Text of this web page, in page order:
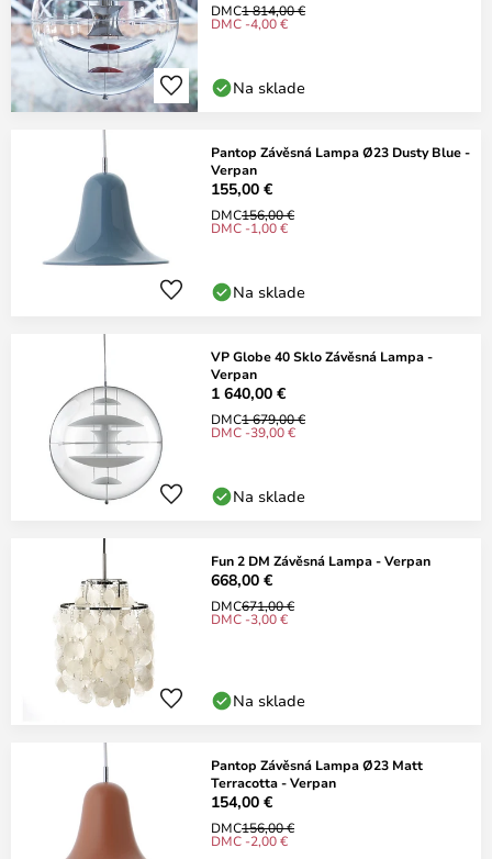
DMC1 814,00 €
DMC -4,00 €
Na sklade
Pantop Závěsná Lampa Ø23 Dusty Blue -
Verpan
155,00 €
DMC156,00 €
DMC -1,00 €
Na sklade
VP Globe 40 Sklo Závěsná Lampa -
Verpan
1 640,00 €
DMC1 679,00 €
DMC -39,00 €
Na sklade
Fun 2 DM Závěsná Lampa - Verpan
668,00 €
DMC671,00 €
DMC -3,00 €
Na sklade
Pantop Závěsná Lampa Ø23 Matt
Terracotta - Verpan
154,00 €
DMC156,00 €
DMC -2,00 €